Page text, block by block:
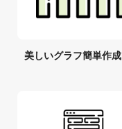
美しいグラフ簡単作成